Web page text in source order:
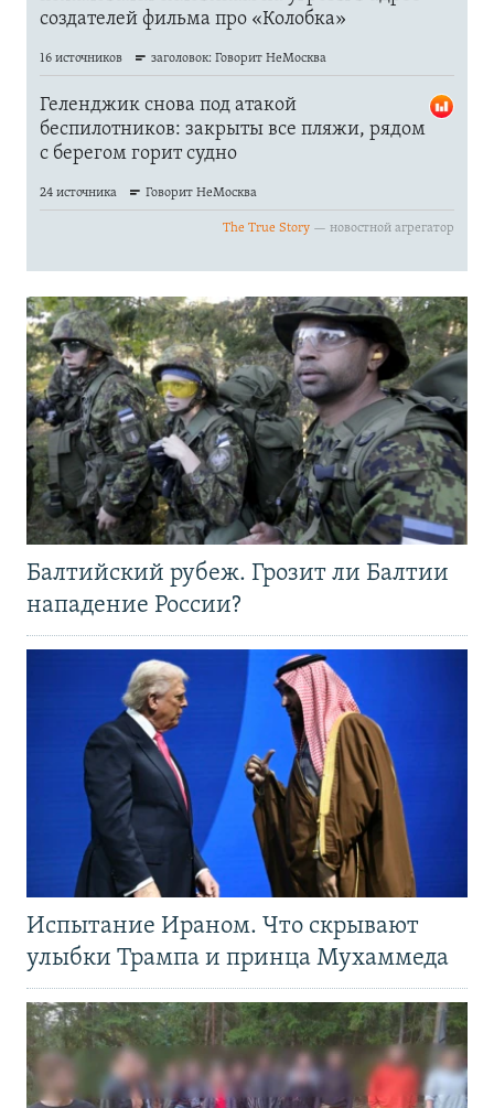
Балтийский рубеж. Грозит ли Балтии
нападение России?
Испытание Ираном. Что скрывают
улыбки Трампа и принца Мухаммеда